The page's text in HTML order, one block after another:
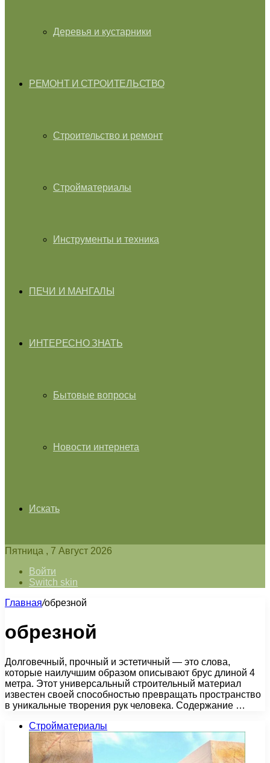
Деревья и кустарники
РЕМОНТ И СТРОИТЕЛЬСТВО
Строительство и ремонт
Стройматериалы
Инструменты и техника
ПЕЧИ И МАНГАЛЫ
ИНТЕРЕСНО ЗНАТЬ
Бытовые вопросы
Новости интернета
Искать
Пятница , 7 Август 2026
Войти
Switch skin
Главная/обрезной
обрезной
Долговечный, прочный и эстетичный — это слова,
которые наилучшим образом описывают брус длиной 4
метра. Этот универсальный строительный материал
известен своей способностью превращать пространство
в уникальные творения рук человека. Содержание …
Стройматериалы